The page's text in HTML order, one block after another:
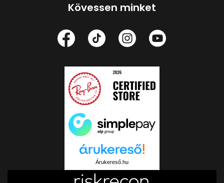
Kövessen minket
Árukereső.hu